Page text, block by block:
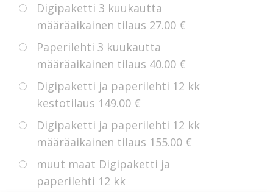
Digipaketti 3 kuukautta
määräaikainen tilaus 27.00 €
Paperilehti 3 kuukautta
määräaikainen tilaus 40.00 €
Digipaketti ja paperilehti 12 kk
kestotilaus 149.00 €
Digipaketti ja paperilehti 12 kk
määräaikainen tilaus 155.00 €
muut maat Digipaketti ja
paperilehti 12 kk